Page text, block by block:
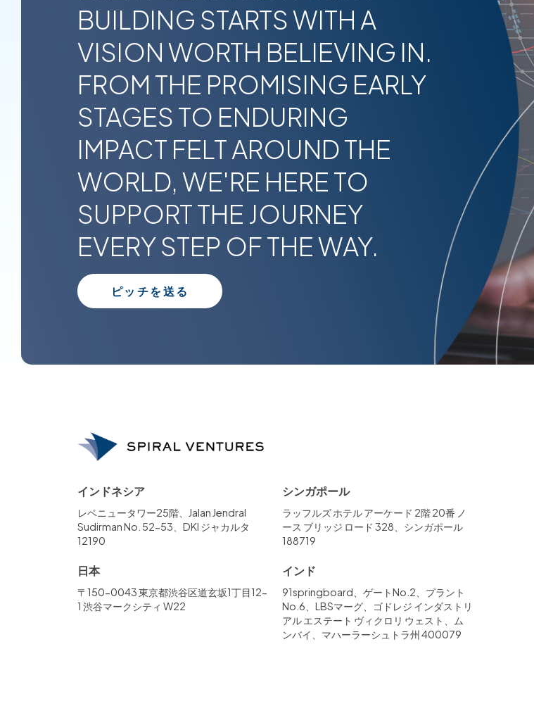
BUILDING STARTS WITH A
VISION WORTH BELIEVING IN.
FROM THE PROMISING EARLY
STAGES TO ENDURING
IMPACT FELT AROUND THE
WORLD, WE'RE HERE TO
SUPPORT THE JOURNEY
EVERY STEP OF THE WAY.
ピッチを送る
インドネシア
レベニュータワー25階、Jalan Jendral
Sudirman No. 52-53、DKI ジャカルタ
12190
シンガポール
ラッフルズ ホテル アーケード 2階 20番 ノ
ース ブリッジ ロード 328、シンガポール
188719
日本
〒150-0043 東京都渋谷区道玄坂1丁目12-
1 渋谷マークシティ W22
インド
91springboard、ゲートNo.2、プラント
No.6、LBSマーグ、ゴドレジ インダストリ
アル エステート ヴィクロリ ウェスト、ム
ンバイ、マハーラーシュトラ州 400079